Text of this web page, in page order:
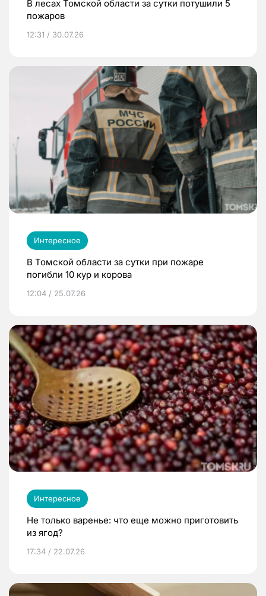
В лесах Томской области за сутки потушили 5
пожаров
12:31 / 30.07.26
Интересное
В Томской области за сутки при пожаре
погибли 10 кур и корова
12:04 / 25.07.26
Интересное
Не только варенье: что еще можно приготовить
из ягод?
17:34 / 22.07.26